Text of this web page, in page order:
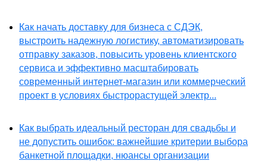
Как начать доставку для бизнеса с СДЭК,
выстроить надежную логистику, автоматизировать
отправку заказов, повысить уровень клиентского
сервиса и эффективно масштабировать
современный интернет-магазин или коммерческий
проект в условиях быстрорастущей электр...
Как выбрать идеальный ресторан для свадьбы и
не допустить ошибок: важнейшие критерии выбора
банкетной площадки, нюансы организации